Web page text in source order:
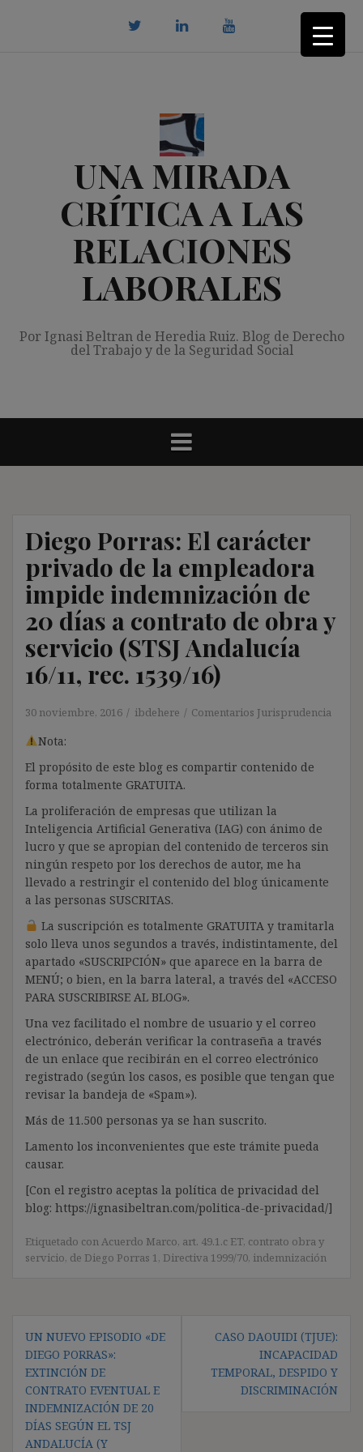
UNA MIRADA
CRÍTICA A LAS
RELACIONES
LABORALES
Por Ignasi Beltran de Heredia Ruiz. Blog de Derecho
del Trabajo y de la Seguridad Social
Diego Porras: El carácter
privado de la empleadora
impide indemnización de
20 días a contrato de obra y
servicio (STSJ Andalucía
16/11, rec. 1539/16)
30 noviembre, 2016 ibdehere Comentarios Jurisprudencia
Nota:
El propósito de este blog es compartir contenido de
forma totalmente GRATUITA.
La proliferación de empresas que utilizan la
Inteligencia Artificial Generativa (IAG) con ánimo de
lucro y que se apropian del contenido de terceros sin
ningún respeto por los derechos de autor, me ha
llevado a restringir el contenido del blog únicamente
a las personas SUSCRITAS.
La suscripción es totalmente GRATUITA y tramitarla
solo lleva unos segundos a través, indistintamente, del
apartado «SUSCRIPCIÓN» que aparece en la barra de
MENÚ; o bien, en la barra lateral, a través del «ACCESO
PARA SUSCRIBIRSE AL BLOG».
Una vez facilitado el nombre de usuario y el correo
electrónico, deberán verificar la contraseña a través
de un enlace que recibirán en el correo electrónico
registrado (según los casos, es posible que tengan que
revisar la bandeja de «Spam»).
Más de 11.500 personas ya se han suscrito.
Lamento los inconvenientes que este trámite pueda
causar.
[Con el registro aceptas la política de privacidad del
blog: https://ignasibeltran.com/politica-de-privacidad/]
Etiquetado con Acuerdo Marco, art. 49.1.c ET, contrato obra y
servicio, de Diego Porras 1 , Directiva 1999/70, indemnización
de
entradas
UN NUEVO EPISODIO «DE
DIEGO PORRAS»:
EXTINCIÓN DE
CONTRATO EVENTUAL E
INDEMNIZACIÓN DE 20
DÍAS SEGÚN EL TSJ
ANDALUCÍA (Y
CASO DAOUIDI (TJUE):
INCAPACIDAD
TEMPORAL, DESPIDO Y
DISCRIMINACIÓN